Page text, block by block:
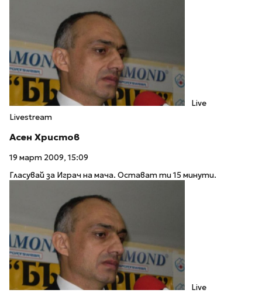
Live
Livestream
Асен Христов
19 март 2009, 15:09
Гласувай за Играч на мача. Остават ти 15 минути.
Live